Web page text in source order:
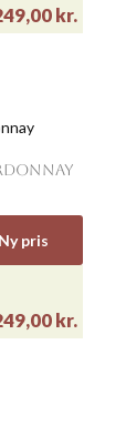
kr.
Ny pris
kr.